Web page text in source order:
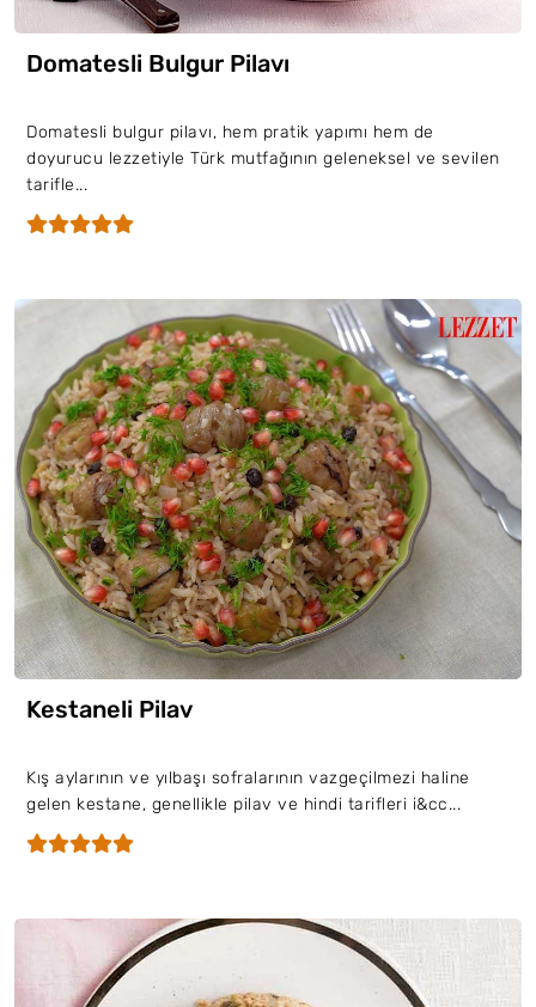
Domatesli Bulgur Pilavı
Domatesli bulgur pilavı, hem pratik yapımı hem de
doyurucu lezzetiyle Türk mutfağının geleneksel ve sevilen
tarifle...
Kestaneli Pilav
Kış aylarının ve yılbaşı sofralarının vazgeçilmezi haline
gelen kestane, genellikle pilav ve hindi tarifleri i&cc...